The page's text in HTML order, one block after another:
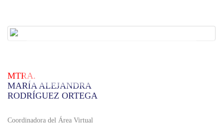
MTRA.
MARÍA ALEJANDRA
RODRÍGUEZ ORTEGA
Coordinadora del Área Virtual